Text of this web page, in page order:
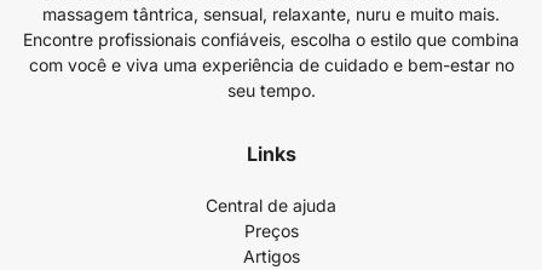
massagem tântrica, sensual, relaxante, nuru e muito mais.
Encontre profissionais confiáveis, escolha o estilo que combina
com você e viva uma experiência de cuidado e bem-estar no
seu tempo.
Links
Central de ajuda
Preços
Artigos